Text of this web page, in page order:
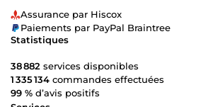
Assurance par Hiscox
Paiements par PayPal Braintree
Statistiques
38 882 services disponibles
1 335 134 commandes effectuées
99 % d’avis positifs